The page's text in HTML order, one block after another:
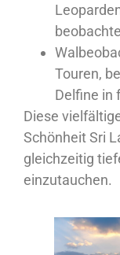
Touren,
Delfine in
Diese
Schönheit Sri
gleichzeitig
einzutauchen.